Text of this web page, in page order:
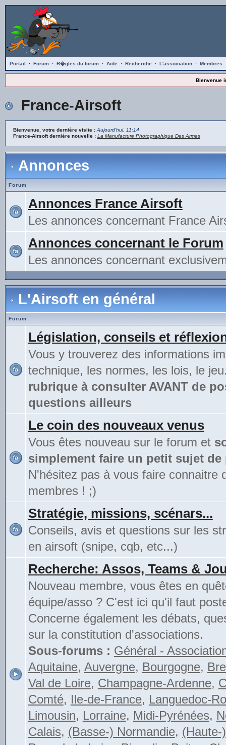
Portail · Forum · R�gles du forum · Aide · Recherche · L'association · Membres
Bienvenue
France-Airsoft
Bienvenue, votre dernière visite : Aujourd'hui, 11:14
France-Airsoft dernière nouvelle : La Manufacture Photographique Des Armes
Annonces
Forum
Annonces France Airsoft
Les annonces concernant France
Annonces concernant le Forum
Les annonces concernant
L'Airsoft en général
Forum
Législation, conseils et
Vous y trouverez des informations
technique, les normes, les lois, le
rubrique à consulter AVANT de
questions ailleurs
Le coin des nouveaux venus
Vous êtes nouveau sur le forum et
simplement faire un petit sujet
N'hésitez pas à vous faire connaitre
membres ! ;)
Stratégie, missions, scénars...
Conseils, avis et questions sur les
en airsoft (snipe, cqb, etc...)
Recherche: Assos, Teams &
Nouveau membre, vous êtes en
équipe/asso ? C'est ici qu'il faut
Concerne également les débats,
sur la constitution d'associations.
Sous-forums : Général -
Aquitaine, Auvergne, Bourgogne,
Val de Loire, Champagne-Ardenne,
Comté, Ile-de-France, Languedoc-
Limousin, Lorraine, Midi-Pyrénées,
Calais, (Basse-) Normandie, (Haute-